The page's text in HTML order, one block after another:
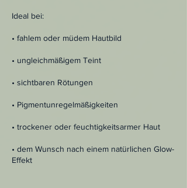
Ideal bei:
• fahlem oder müdem Hautbild
• ungleichmäßigem Teint
• sichtbaren Rötungen
• Pigmentunregelmäßigkeiten
• trockener oder feuchtigkeitsarmer Haut
• dem Wunsch nach einem natürlichen Glow-
Effekt